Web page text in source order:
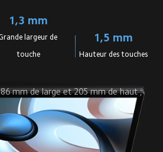
1,3 mm
largeur de
touche
1,5 mm
Hauteur des touches
mm de large et 205 mm de haut ;